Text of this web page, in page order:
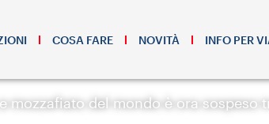
COSA FARE NOVITÀ INFO PER
mozzafiato del mondo è ora sospeso